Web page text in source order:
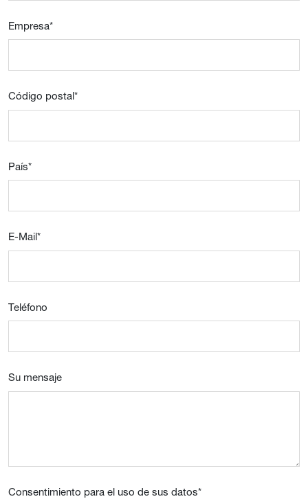
Empresa*
Código postal*
País*
E-Mail*
Teléfono
Su mensaje
Consentimiento para el uso de sus datos*